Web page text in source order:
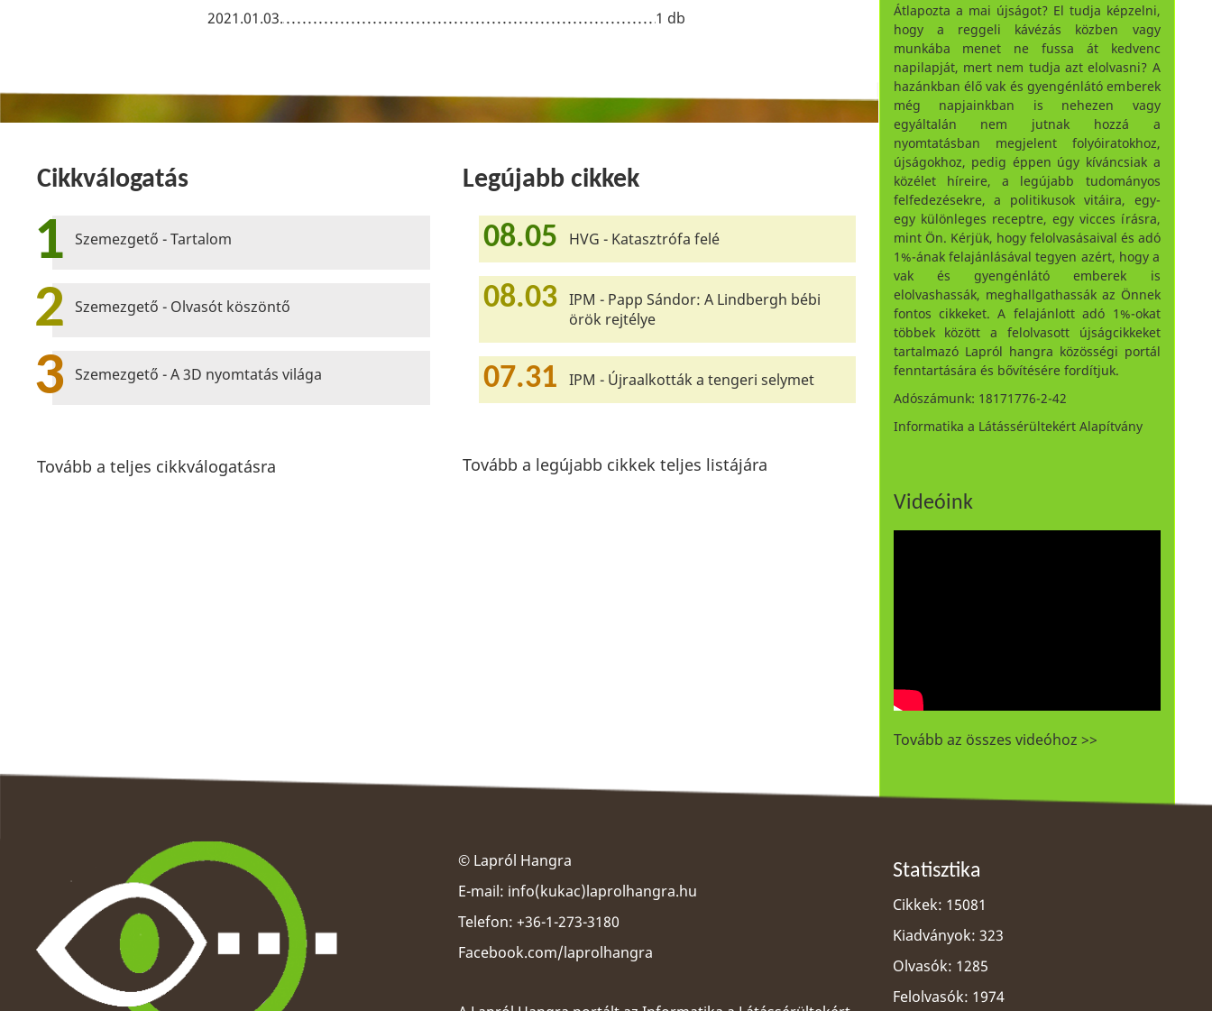
2021.01.03.
1 db
Cikkválogatás
1 Szemezgető - Tartalom
2 Szemezgető - Olvasót köszöntő
3 Szemezgető - A 3D nyomtatás világa
Tovább a teljes cikkválogatásra
Legújabb cikkek
08.05 HVG - Katasztrófa felé
08.03
IPM - Papp Sándor: A Lindbergh bébi
örök rejtélye
07.31 IPM - Újraalkották a tengeri selymet
Tovább a legújabb cikkek teljes listájára
Átlapozta a mai újságot? El tudja képzelni,
hogy a reggeli kávézás közben vagy
munkába menet ne fussa át kedvenc
napilapját, mert nem tudja azt elolvasni? A
hazánkban élő vak és gyengénlátó emberek
még napjainkban is nehezen vagy
egyáltalán nem jutnak hozzá a
nyomtatásban megjelent folyóiratokhoz,
újságokhoz, pedig éppen úgy kíváncsiak a
közélet híreire, a legújabb tudományos
felfedezésekre, a politikusok vitáira, egy-
egy különleges receptre, egy vicces írásra,
mint Ön. Kérjük, hogy felolvasásaival és adó
1%-ának felajánlásával tegyen azért, hogy a
vak és gyengénlátó emberek is
elolvashassák, meghallgathassák az Önnek
fontos cikkeket. A felajánlott adó 1%-okat
többek között a felolvasott újságcikkeket
tartalmazó Lapról hangra közösségi portál
fenntartására és bővítésére fordítjuk.
Adószámunk: 18171776-2-42
Informatika a Látássérültekért Alapítvány
Videóink
Tovább az összes videóhoz >>
© Lapról Hangra
E-mail: info(kukac)laprolhangra.hu
Telefon: +36-1-273-3180
Facebook.com/laprolhangra
Statisztika
Cikkek: 15081
Kiadványok: 323
Olvasók: 1285
Felolvasók: 1974